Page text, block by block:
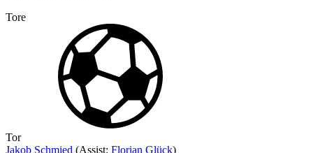
Tore
Tor
Jakob Schmied (Assist: Florian Glück)